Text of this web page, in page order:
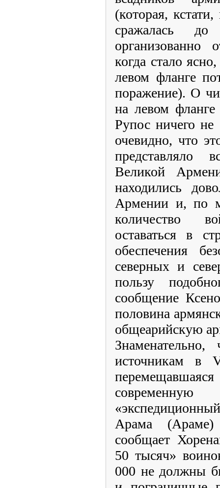
(которая,
сражалась
организованно
когда стало
левом фланге
поражение). О
на левом
Рупос ничего
очевидно, что
представляло
Великой
находились
Армении и, по
количество
оставаться в
обеспечения
северных и
пользу
сообщение
половина
общеарийскую
источникам в
Арама (Араме)
сообщает
50 тысяч»
000 не должны